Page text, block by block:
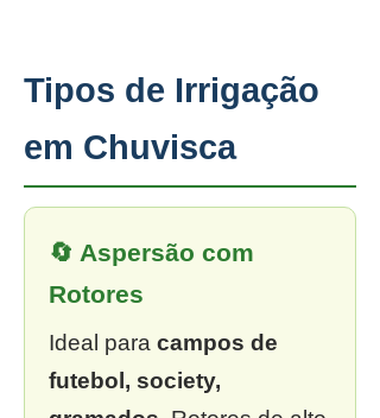
Tipos de Irrigação
em Chuvisca
🔄 Aspersão com
Rotores
Ideal para campos de
futebol, society,